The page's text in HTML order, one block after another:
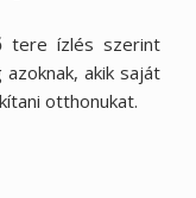
tere ízlés szerint
akik saját
otthonukat.